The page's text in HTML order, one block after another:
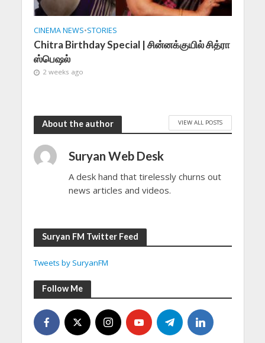
CINEMA NEWS•STORIES
Chitra Birthday Special | சின்னக்குயில் சித்ரா
ஸ்பெஷல்
2 weeks ago
About the author VIEW ALL POSTS
Suryan Web Desk
A desk hand that tirelessly churns out
news articles and videos.
Suryan FM Twitter Feed
Tweets by SuryanFM
Follow Me